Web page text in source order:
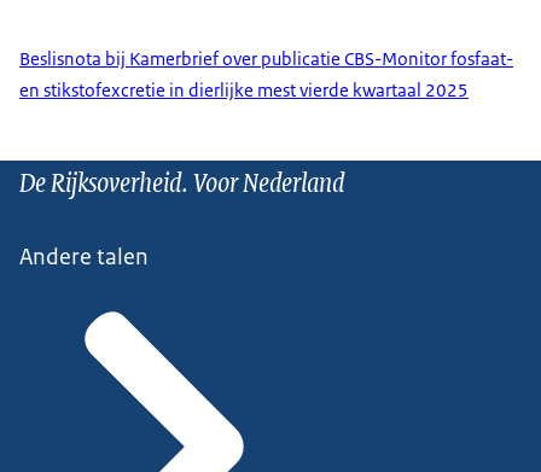
Beslisnota bij Kamerbrief over publicatie CBS-Monitor fosfaat-
en stikstofexcretie in dierlijke mest vierde kwartaal 2025
De Rijksoverheid. Voor Nederland
Andere talen